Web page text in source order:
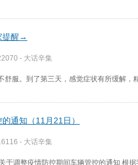
提醒️→
- 大话辛集
舒服。到了第三天，感觉症状有所缓解，
通知（11月21日）
- 大话辛集
于调整疫情防控期间车辆管控的通知 根